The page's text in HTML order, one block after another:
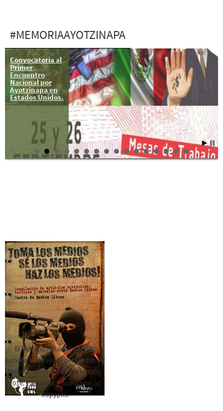
#MEMORIAAYOTZINAPA
Convocatoria al
Primer
Encuentro
Nacional por
Ayotzinapa en
Estados Unidos.
43 Sur-Norte:
“Aviso a…”
El Rebozo, Palapa Editorial,
publica este folleto del Centro de
Medios Libres. Esta es la edición
2016. Para rolar y compartir. (c)
Copyplis.